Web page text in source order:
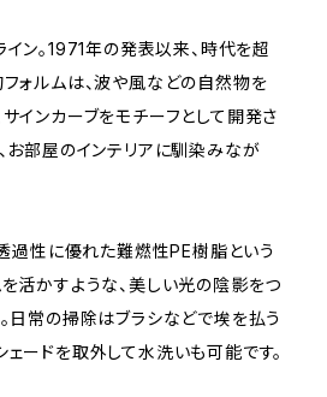
ン。1971年の発表以来、時代を超
ォルムは、波や風などの自然物を
インカーブをモチーフとして開発さ
お部屋のインテリアに馴染みなが
透過性に優れた難燃性PE樹脂という
活かすような、美しい光の陰影をつ
日常の掃除はブラシなどで埃を払う
ードを取外して水洗いも可能です。